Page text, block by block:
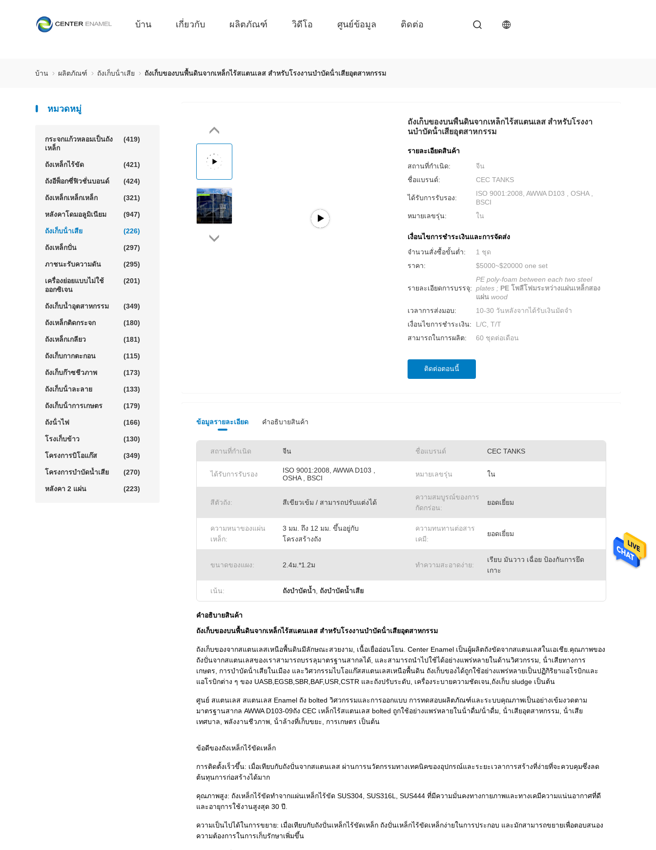
บ้าน เกี่ยวกับ ผลิตภัณฑ์ วิดีโอ ศูนย์ข้อมูล ติดต่อ
บ้าน ผลิตภัณฑ์ ถังเก็บน้ําเสีย ถังเก็บของบนพื้นดินจากเหล็กไร้สแตนเลส สําหรับโรงงานบําบัดน้ําเสียอุตสาหกรรม
หมวดหมู่
กระจกแก้วหลอมเป็นถัง
เหล็ก
(419)
ถังเหล็กไร้ขัด (421)
ถังอีพ็อกซี่ฟิวชั่นบอนด์ (424)
ถังเหล็กเหล็กเหล็ก (321)
หลังคาโดมอลูมิเนียม (947)
ถังเก็บน้ําเสีย (226)
ถังเหล็กปั่น (297)
ภาชนะรับความดัน (295)
เครื่องย่อยแบบไม่ใช้
ออกซิเจน
(201)
ถังเก็บน้ำอุตสาหกรรม (349)
ถังเหล็กติดกระจก (180)
ถังเหล็กเกลียว (181)
ถังเก็บกากตะกอน (115)
ถังเก็บก๊าซชีวภาพ (173)
ถังเก็บน้ําละลาย (133)
ถังเก็บน้ําการเกษตร (179)
ถังน้ําไฟ (166)
โรงเก็บข้าว (130)
โครงการบิโอแก๊ส (349)
โครงการบำบัดน้ำเสีย (270)
หลังคา 2 แผ่น (223)
ถังเก็บของบนพื้นดินจากเหล็กไร้สแตนเลส สําหรับโรงงา
นบําบัดน้ําเสียอุตสาหกรรม
รายละเอียดสินค้า
สถานที่กำเนิด:
จีน
ชื่อแบรนด์:
CEC TANKS
ได้รับการรับรอง:
ISO 9001:2008, AWWA D103 , OSHA ,
BSCI
หมายเลขรุ่น:
ใน
เงื่อนไขการชำระเงินและการจัดส่ง
จำนวนสั่งซื้อขั้นต่ำ:
1 ชุด
ราคา:
$5000~$20000 one set
รายละเอียดการบรรจุ:
PE poly-foam between each two steel
plates ; PE โพลีโฟมระหว่างแผ่นเหล็กสอง
แผ่น wood
เวลาการส่งมอบ:
10-30 วันหลังจากได้รับเงินมัดจำ
เงื่อนไขการชำระเงิน:
L/C, T/T
สามารถในการผลิต:
60 ชุดต่อเดือน
ติดต่อตอนนี้
ข้อมูลรายละเอียด คําอธิบายสินค้า
สถานที่กำเนิด จีน ชื่อแบรนด์ CEC TANKS
ได้รับการรับรอง
ISO 9001:2008, AWWA D103 ,
OSHA , BSCI
หมายเลขรุ่น ใน
สีตัวถัง: สีเขียวเข้ม / สามารถปรับแต่งได้
ความสมบูรณ์ของการ
กัดกร่อน:
ยอดเยี่ยม
ความหนาของแผ่น
เหล็ก:
3 มม. ถึง 12 มม. ขึ้นอยู่กับ
โครงสร้างถัง
ความทนทานต่อสาร
เคมี:
ยอดเยี่ยม
ขนาดของแผง: 2.4ม.*1.2ม ทําความสะอาดง่าย:
เรียบ มันวาว เฉื่อย ป้องกันการยึด
เกาะ
เน้น: ถังบำบัดน้ำ ถังบำบัดน้ำเสีย
คําอธิบายสินค้า
ถังเก็บของบนพื้นดินจากเหล็กไร้สแตนเลส สําหรับโรงงานบําบัดน้ําเสียอุตสาหกรรม
ถังเก็บของจากสแตนเลสเหนือพื้นดินมีลักษณะสวยงาม, เนื้อเยื่ออ่อนโยน. Center Enamel เป็นผู้ผลิตถังขัดจากสแตนเลสในเอเชีย.คุณภาพของ
ถังปั่นจากสแตนเลสของเราสามารถบรรลุมาตรฐานสากลได้, และสามารถนําไปใช้ได้อย่างแพร่หลายในด้านวิศวกรรม, น้ําเสียทางการ
เกษตร, การบําบัดน้ําเสียในเมือง และวิศวกรรมไบโอแก๊สสแตนเลสเหนือพื้นดิน ถังเก็บของได้ถูกใช้อย่างแพร่หลายเป็นปฏิกิริยาแอโรบิกและ
แอโรบิกต่าง ๆ ของ UASB,EGSB,SBR,BAF,USR,CSTR และถังปรับระดับ, เครื่องระบายความชัดเจน,ถังเก็บ sludge เป็นต้น
ศูนย์ สแตนเลส สแตนเลส Enamel ถัง bolted วิศวกรรมและการออกแบบ การทดสอบผลิตภัณฑ์และระบบคุณภาพเป็นอย่างเข้มงวดตาม
มาตรฐานสากล AWWA D103-09ถัง CEC เหล็กไร้สแตนเลส bolted ถูกใช้อย่างแพร่หลายในน้ําดื่ม/น้ําดื่ม, น้ําเสียอุตสาหกรรม, น้ําเสีย
เทศบาล, พลังงานชีวภาพ, น้ําล้างที่เก็บขยะ, การเกษตร เป็นต้น
ข้อดีของถังเหล็กไร้ขัดเหล็ก
การติดตั้งเร็วขึ้น: เมื่อเทียบกับถังปั่นจากสแตนเลส ผ่านการนวัตกรรมทางเทคนิคของอุปกรณ์และระยะเวลาการสร้างที่ง่ายที่จะควบคุมซึ่งลด
ต้นทุนการก่อสร้างได้มาก
คุณภาพสูง: ถังเหล็กไร้ขัดทําจากแผ่นเหล็กไร้ขัด SUS304, SUS316L, SUS444 ที่มีความมั่นคงทางกายภาพและทางเคมีความแน่นอากาศที่ดี
และอายุการใช้งานสูงสุด 30 ปี.
ความเป็นไปได้ในการขยาย: เมื่อเทียบกับถังปั่นเหล็กไร้ขัดเหล็ก ถังปั่นเหล็กไร้ขัดเหล็กง่ายในการประกอบ และมักสามารถขยายเพื่อตอบสนอง
ความต้องการในการเก็บรักษาเพิ่มขึ้น